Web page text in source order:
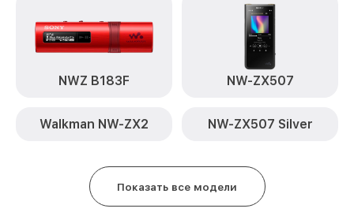
NWZ B183F NW-ZX507
Walkman NW-ZX2 NW-ZX507 Silver
Показать все модели